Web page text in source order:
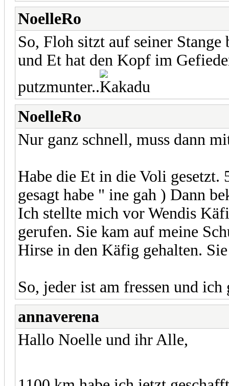
NoelleRo
So, Floh sitzt auf seiner
und Et hat den Kopf im
putzmunter..
NoelleRo
Nur ganz schnell, muss dann
Habe die Et in die Voli
gesagt habe " ine gah ) Dann
Ich stellte mich vor Wendis
gerufen. Sie kam auf meine
Hirse in den Käfig gehalten.
So, jeder ist am fressen und ich
annaverena
Hallo Noelle und ihr Alle,